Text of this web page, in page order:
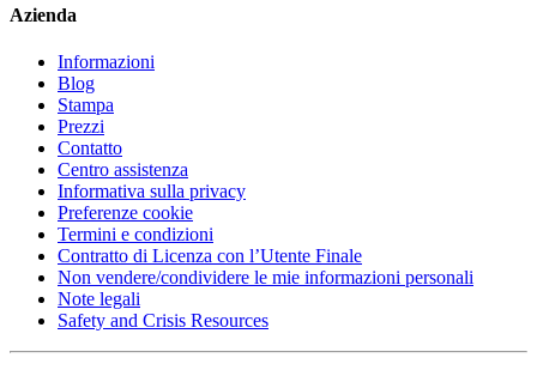
Azienda
Informazioni
Blog
Stampa
Prezzi
Contatto
Centro assistenza
Informativa sulla privacy
Preferenze cookie
Termini e condizioni
Contratto di Licenza con l’Utente Finale
Non vendere/condividere le mie informazioni personali
Note legali
Safety and Crisis Resources